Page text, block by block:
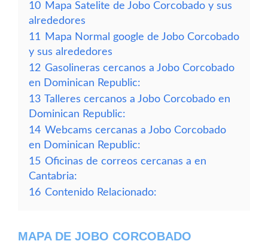
10 Mapa Satelite de Jobo Corcobado y sus
alrededores
11
Mapa Normal google de Jobo Corcobado
y sus alrededores
12 Gasolineras cercanos a Jobo Corcobado
en Dominican Republic:
13 Talleres cercanos a Jobo Corcobado en
Dominican Republic:
14 Webcams cercanas a Jobo Corcobado
en Dominican Republic:
15 Oficinas de correos cercanas a en
Cantabria:
16 Contenido Relacionado:
MAPA DE JOBO CORCOBADO